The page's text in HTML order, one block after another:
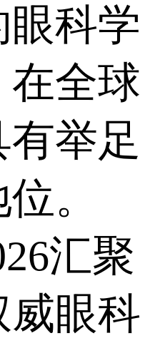
眼科学
全球
举足
。
汇聚
威眼科